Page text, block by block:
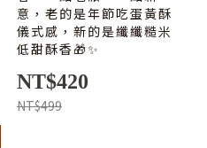
意，老的是年節吃蛋黃酥
儀式感，新的是纖纖糙米
低甜酥香🎁✨
NT$420
NT$499